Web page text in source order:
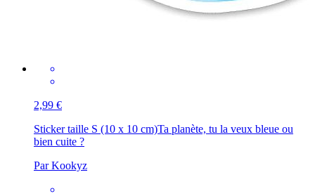
2,99 €
Sticker taille S (10 x 10 cm)Ta planète, tu la veux bleue ou
bien cuite ?
Par Kookyz